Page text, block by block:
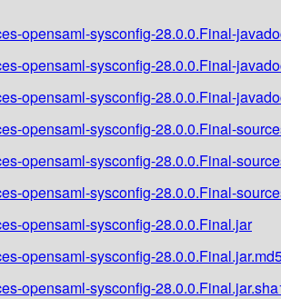
opensaml-sysconfig-28.0.0.Final-
opensaml-sysconfig-28.0.0.Final-
opensaml-sysconfig-28.0.0.Final-
opensaml-sysconfig-28.0.0.Final-
opensaml-sysconfig-28.0.0.Final-
opensaml-sysconfig-28.0.0.Final-
opensaml-sysconfig-28.0.0.Final.jar
opensaml-sysconfig-
opensaml-sysconfig-